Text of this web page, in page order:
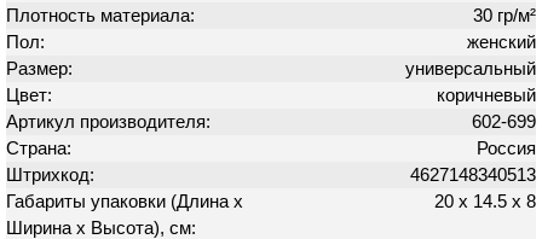
Плотность материала:
30 гр/м²
Пол:
женский
Размер:
универсальный
Цвет:
коричневый
Артикул производителя:
602-699
Страна:
Россия
Штрихкод:
4627148340513
Габариты упаковки (Длина х
Ширина х Высота), см:
20 х 14.5 х 8